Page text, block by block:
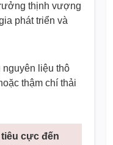
thịnh vượng
phát triển và
nguyên liệu thô
thậm chí thải
cực đến